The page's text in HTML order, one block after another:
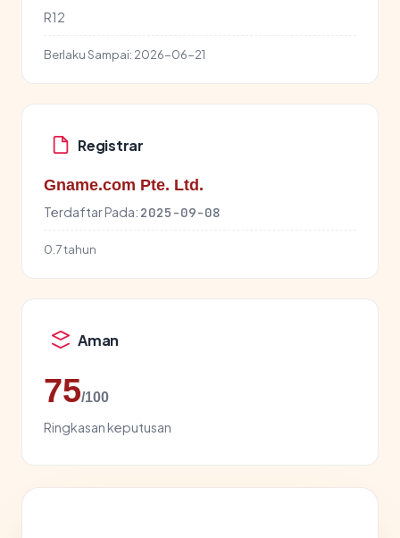
R12
Berlaku Sampai: 2026-06-21
Registrar
Gname.com Pte. Ltd.
Terdaftar Pada: 2025-09-08
0.7 tahun
Aman
75/100
Ringkasan keputusan